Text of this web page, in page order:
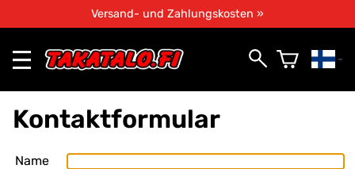
Versand- und Zahlungskosten »
Kontaktformular
Name